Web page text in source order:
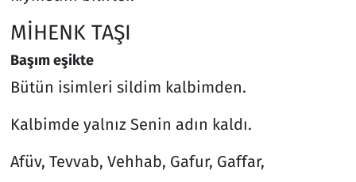
MİHENK TAŞI
Başım eşikte
Bütün isimleri sildim kalbimden.
Kalbimde yalnız Senin adın kaldı.
Afüv, Tevvab, Vehhab, Gafur, Gaffar,